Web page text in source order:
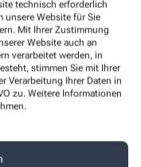
technisch erforderlich
unsere Website für Sie
Mit Ihrer Zustimmung
Website auch an
verarbeitet werden, in
stimmen Sie mit Ihrer
Verarbeitung Ihrer Daten in
zu. Weitere Informationen